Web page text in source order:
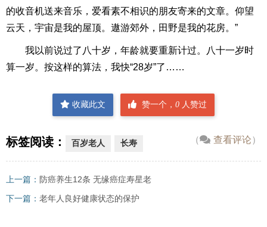
的收音机送来音乐，爱看素不相识的朋友寄来的文章。仰望
云天，宇宙是我的屋顶。遨游郊外，田野是我的花房。”
我以前说过了八十岁，年龄就要重新计过。八十一岁时
算一岁。按这样的算法，我快“28岁”了……
收藏此文 赞一个，0 人赞过
（ 查看评论）
标签阅读： 百岁老人 长寿
上一篇： 防癌养生12条 无缘癌症寿星老
下一篇： 老年人良好健康状态的保护